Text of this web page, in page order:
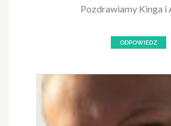
Pozdrawiamy Kinga i
ODPOWIEDZ